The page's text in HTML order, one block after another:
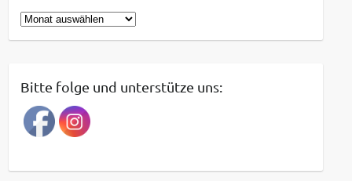
B
e
r
a
g
a
Bitte folge und unterstütze uns: